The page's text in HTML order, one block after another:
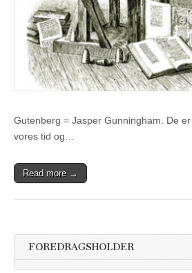
Gutenberg = Jasper Gunningham. De
vores tid og…
Read more →
FOREDRAGSHOLDER